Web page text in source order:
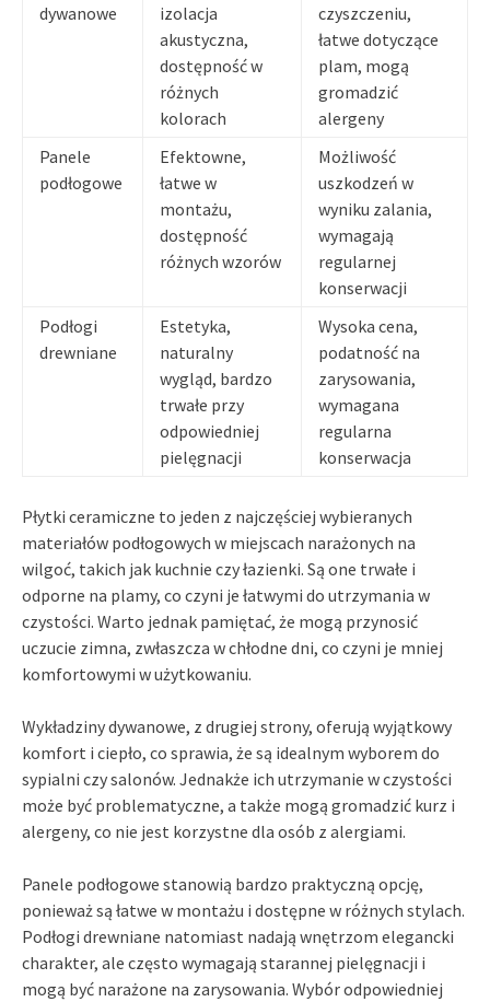
dywanowe
izolacja
akustyczna,
dostępność w
różnych
kolorach
czyszczeniu,
łatwe dotyczące
plam, mogą
gromadzić
alergeny
Panele
podłogowe
Efektowne,
łatwe w
montażu,
dostępność
różnych wzorów
Możliwość
uszkodzeń w
wyniku zalania,
wymagają
regularnej
konserwacji
Podłogi
drewniane
Estetyka,
naturalny
wygląd, bardzo
trwałe przy
odpowiedniej
pielęgnacji
Wysoka cena,
podatność na
zarysowania,
wymagana
regularna
konserwacja
Płytki ceramiczne to jeden z najczęściej wybieranych
materiałów podłogowych w miejscach narażonych na
wilgoć, takich jak kuchnie czy łazienki. Są one trwałe i
odporne na plamy, co czyni je łatwymi do utrzymania w
czystości. Warto jednak pamiętać, że mogą przynosić
uczucie zimna, zwłaszcza w chłodne dni, co czyni je mniej
komfortowymi w użytkowaniu.
Wykładziny dywanowe, z drugiej strony, oferują wyjątkowy
komfort i ciepło, co sprawia, że są idealnym wyborem do
sypialni czy salonów. Jednakże ich utrzymanie w czystości
może być problematyczne, a także mogą gromadzić kurz i
alergeny, co nie jest korzystne dla osób z alergiami.
Panele podłogowe stanowią bardzo praktyczną opcję,
ponieważ są łatwe w montażu i dostępne w różnych stylach.
Podłogi drewniane natomiast nadają wnętrzom elegancki
charakter, ale często wymagają starannej pielęgnacji i
mogą być narażone na zarysowania. Wybór odpowiedniej